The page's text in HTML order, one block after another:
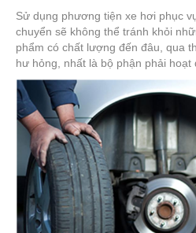
Sử dụng phương tiện xe hơi phục
chuyển sẽ không thể tránh khỏi
phẩm có chất lượng đến đâu, qua
hư hỏng, nhất là bộ phận phải hoạt